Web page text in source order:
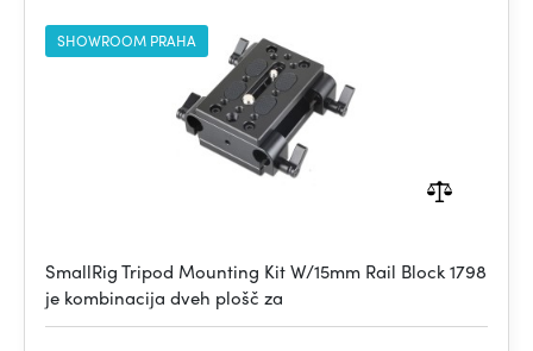
SHOWROOM PRAHA
SmallRig Tripod Mounting Kit W/15mm Rail Block 1798
je kombinacija dveh plošč za